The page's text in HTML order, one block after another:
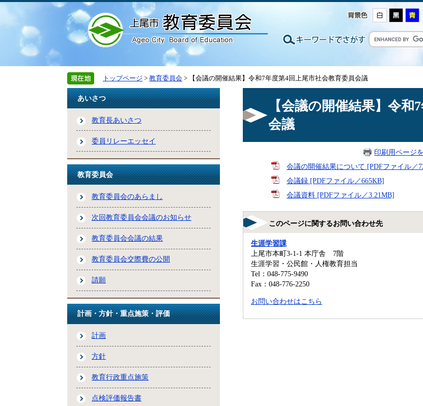
トップページ > 教育委員会 > 【会議の開催結果】令和7年度第4回上尾市社会教育委員会議
あいさつ
教育長あいさつ
委員リレーエッセイ
教育委員会
教育委員会のあらまし
次回教育委員会会議のお知らせ
教育委員会会議の結果
教育委員会交際費の公開
請願
計画・方針・重点施策・評価
計画
方針
教育行政重点施策
点検評価報告書
【会議の開催結果】令
会議
印刷用ページ
会議の開催結果について [PDFファイル／
会議録 [PDFファイル／665KB]
会議資料 [PDFファイル／3.21MB]
このページに関するお問い合わせ先
生涯学習課
上尾市本町3-1-1 本庁舎 7階
生涯学習・公民館・人権教育担当
Tel：048-775-9490
Fax：048-776-2250
お問い合わせはこちら